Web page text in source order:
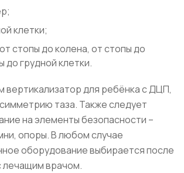
клетки;
стопы до колена, от стопы до
до грудной клетки.
вертикализатор для ребёнка с ДЦП,
таза. Также следует
на элементы безопасности –
опоры. В любом случае
оборудование выбирается после
лечащим врачом.